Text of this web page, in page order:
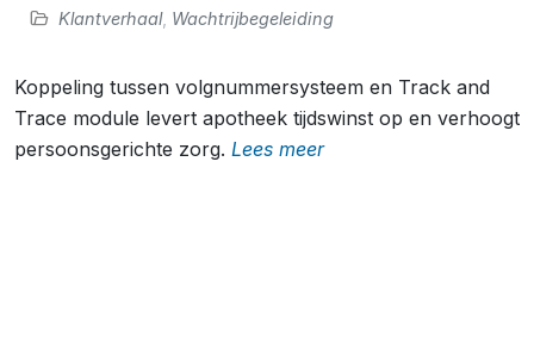
Klantverhaal, Wachtrijbegeleiding
Koppeling tussen volgnummersysteem en Track and
Trace module levert apotheek tijdswinst op en verhoogt
persoonsgerichte zorg. Lees meer